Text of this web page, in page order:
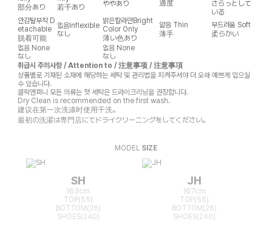
部分あり
若干あり
ややあり 適度
さらっとして
いる
안감탈부착 D
etachable
脱着可能
없음Inflexible
なし
밝은칼라만Bright
Color Only
薄い色あり
얇음 Thin
薄手
부드러움 Soft
柔らかい
없음 None
なし
없음 None
なし
취급시 주의사항 / Attention to / 注意事项 / 注意事項
상품별로 기재된 소재에 해당하는 세탁 및 관리법을 지켜주셔야 더 오래 예쁘게 입으실
수 있습니다.
클릭앤퍼니 모든 의류는 첫 세탁은 드라이크리닝을 권장합니다.
Dry Clean is recommended on the first wash.
建议在第一次洗涤时使用干洗。
最初の洗濯は専門店にてドライクリーニングをしてください。
MODEL SIZE
SH
163cm
TOP(55)
BOTTOM(26)
SHOES(240)
JH
167cm
TOP(55)
BOTTOM(26)
SHOES(240)